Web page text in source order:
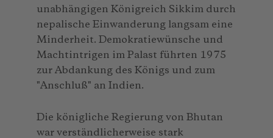
unabhängigen Königreich Sikkim durch
nepalische Einwanderung langsam eine
Minderheit. Demokratiewünsche und
Machtintrigen im Palast führten 1975
zur Abdankung des Königs und zum
"Anschluß" an Indien.
Die königliche Regierung von Bhutan
war verständlicherweise stark